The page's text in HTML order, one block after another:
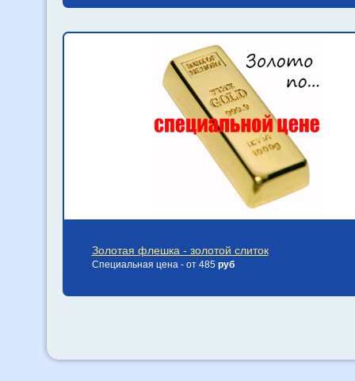
Золотая флешка - золотой слиток
Специальная цена - от 485 руб